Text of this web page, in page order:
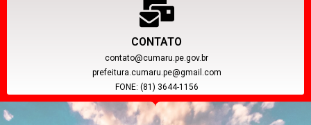
CONTATO
contato@cumaru.pe.gov.br
prefeitura.cumaru.pe@gmail.com
FONE: (81) 3644-1156